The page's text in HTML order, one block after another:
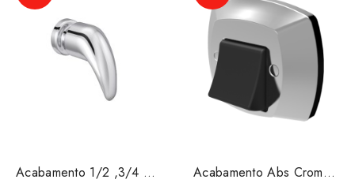
Acabamento 1/2 ,3/4 e 1 polegada Smart Deca 4900.C71.... Acabamento Abs Cromado/Preto para Válvula Descarga Doc...